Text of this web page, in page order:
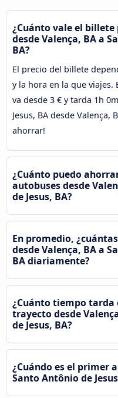
¿Cuánto vale el
desde Valença, BA a
BA?
El precio del billete
y la hora en la que viajes.
va desde 3 € y tarda 1h
Jesus, BA desde Valença,
ahorrar!
¿Cuánto puedo
autobuses desde
de Jesus, BA?
En promedio,
desde Valença, BA a
BA diariamente?
¿Cuánto tiempo tarda
trayecto desde
de Jesus, BA?
¿Cuándo es el primer
Santo Antônio de